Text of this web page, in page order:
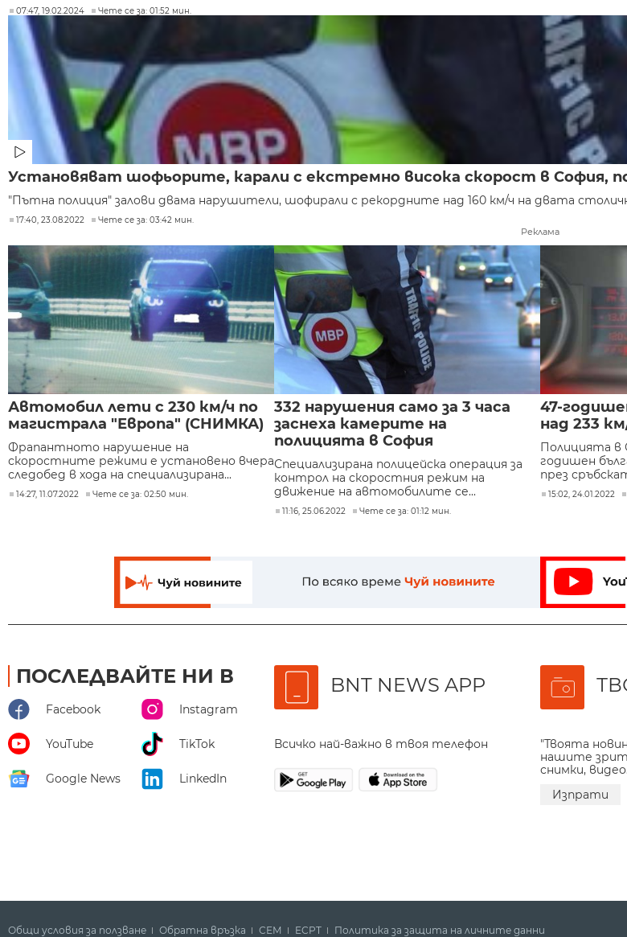
07:47, 19.02.2024 Чете се за: 01:52 мин.
Установяват шофьорите, карали с екстремно висока скорост в София,
"Пътна полиция" залови двама нарушители, шофирали с рекордните над 160 км/ч на двата
17:40, 23.08.2022 Чете се за: 03:42 мин.
Реклама
Автомобил лети с 230 км/ч по
магистрала "Европа" (СНИМКА)
Фрапантното нарушение на
скоростните режими е установено вчера
следобед в хода на специализирана...
14:27, 11.07.2022 Чете се за: 02:50 мин.
332 нарушения само за 3 часа
заснеха камерите на
полицията в София
Специализирана полицейска операция за
контрол на скоростния режим на
движение на автомобилите се...
11:16, 25.06.2022 Чете се за: 01:12 мин.
47-
над 233
Полицията в
годишен
през
15:02, 24.01.2022
ПОСЛЕДВАЙТЕ НИ В
Facebook Instagram
YouTube TikTok
Google News LinkedIn
BNT NEWS APP
Всичко най-важно в твоя телефон
"Твоята
нашите
снимки, видео.
Изпрати
Общи условия за ползване Обратна връзка СЕМ ECPT Политика за защита на личните данни